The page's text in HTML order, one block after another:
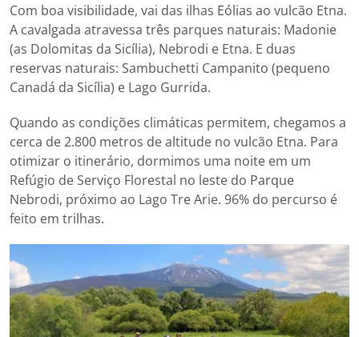
Com boa visibilidade, vai das ilhas Eólias ao vulcão Etna.
A cavalgada atravessa três parques naturais: Madonie
(as Dolomitas da Sicília), Nebrodi e Etna. E duas
reservas naturais: Sambuchetti Campanito (pequeno
Canadá da Sicília) e Lago Gurrida.
Quando as condições climáticas permitem, chegamos a
cerca de 2.800 metros de altitude no vulcão Etna. Para
otimizar o itinerário, dormimos uma noite em um
Refúgio de Serviço Florestal no leste do Parque
Nebrodi, próximo ao Lago Tre Arie. 96% do percurso é
feito em trilhas.